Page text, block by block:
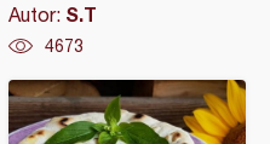
Autor: S.T
4673